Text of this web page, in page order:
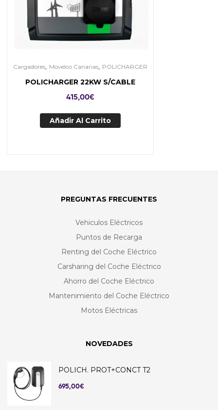
Cargadores Movelco Canarias POLICHARGER
POLICHARGER 22KW S/CABLE
415,00€
Añadir Al Carrito
PREGUNTAS FRECUENTES
Vehiculos Eléctricos
Puntos de Recarga
Renting del Coche Eléctrico
Carsharing del Coche Eléctrico
Ahorro del Coche Eléctrico
Mantenimiento del Coche Eléctrico
Motos Eléctricas
NOVEDADES
POLICH. PROT+CONCT T2
695,00€